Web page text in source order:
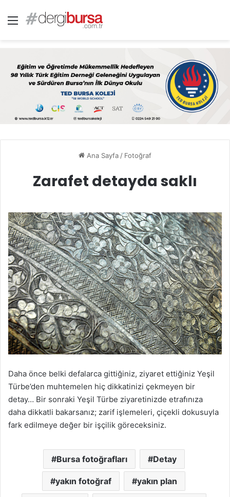
Menü
Ana Sayfa/ Fotoğraf
Zarafet detayda saklı
Daha önce belki defalarca gittiğiniz, ziyaret ettiğiniz Yeşil
Türbe’den muhtemelen hiç dikkatinizi çekmeyen bir
detay… Bir sonraki Yeşil Türbe ziyaretinizde etrafınıza
daha dikkatli bakarsanız; zarif işlemeleri, çiçekli dokusuyla
fark edilmeye değer bir işçilik göreceksiniz.
Bursa fotoğrafları Detay
yakın fotoğraf yakın plan